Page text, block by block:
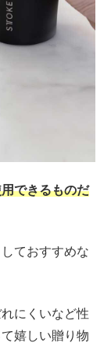
できるものだ
ておすすめな
にくいなど性
嬉しい贈り物